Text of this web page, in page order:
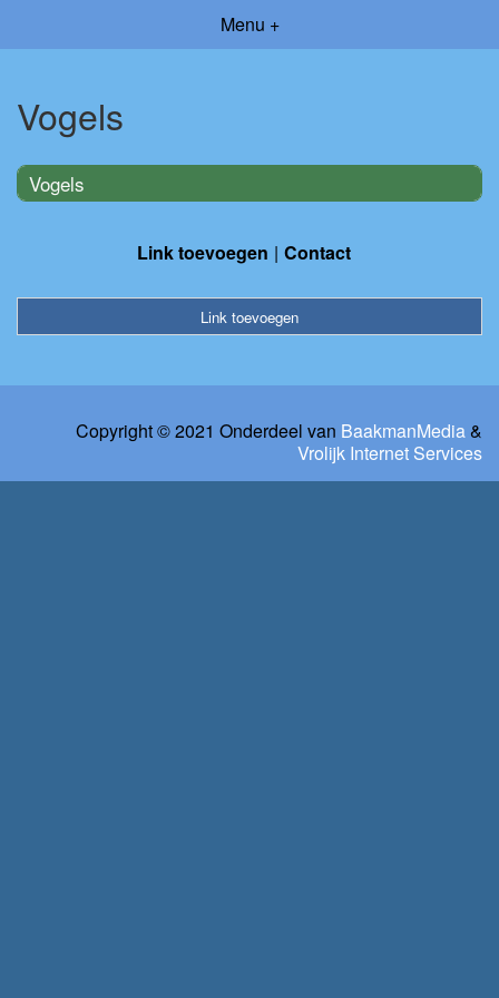
Menu +
Vogels
Vogels
Link toevoegen Contact
Link toevoegen
Copyright © 2021 Onderdeel van BaakmanMedia&
Vrolijk Internet Services